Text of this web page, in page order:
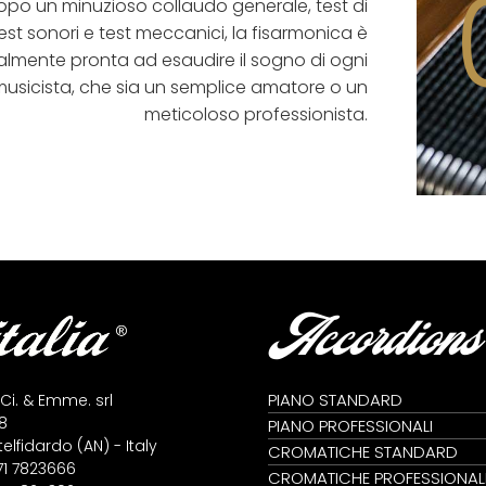
un minuzioso collaudo generale, test di
sonori e test meccanici, la fisarmonica è
pronta ad esaudire il sogno di ogni
che sia un semplice amatore o un
meticoloso professionista.
& Emme. srl
(AN) - Italy
7823666
Accordions
PIANO STANDARD
PIANO PROFESSIONALI
CROMATICHE STANDARD
CROMATICHE